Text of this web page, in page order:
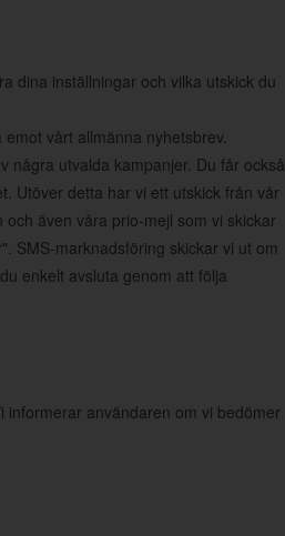
dina inställningar och vilka utskick du
vårt allmänna nyhetsbrev.
några utvalda kampanjer. Du får också
Utöver detta har vi ett utskick från vår
även våra prio-mejl som vi skickar
SMS-marknadsföring skickar vi ut om
enkelt avsluta genom att följa
användaren om vi bedömer